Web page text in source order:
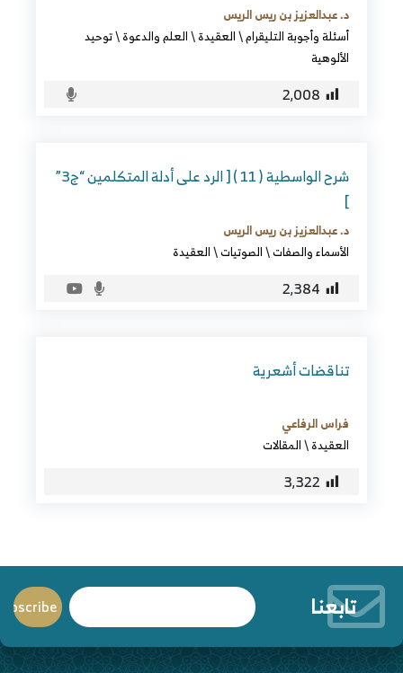
د. عبدالعزيز بن ريس الريس
أسئلة وأجوبة التليقرام\العقيدة\العلم والدعوة\توحيد
الألوهية
2٬008
شرح الواسطية ( 11 ) [ الرد على أدلة المتكلمين “ج3”
]
د. عبدالعزيز بن ريس الريس
الأسماء والصفات\الصوتيات\العقيدة
2٬384
تناقضات أشعرية
فراس الرفاعي
العقيدة\المقالات
3٬322
تابعنا